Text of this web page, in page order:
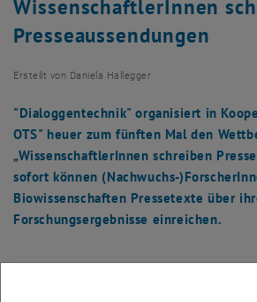
WissenschaftlerInnen
Presseaussendungen
Erstellt von Daniela Hallegger
"Dialoggentechnik" organisiert in
OTS" heuer zum fünften Mal den
„WissenschaftlerInnen schreiben
sofort können (Nachwuchs-
Biowissenschaften Pressetexte über
Forschungsergebnisse einreichen.